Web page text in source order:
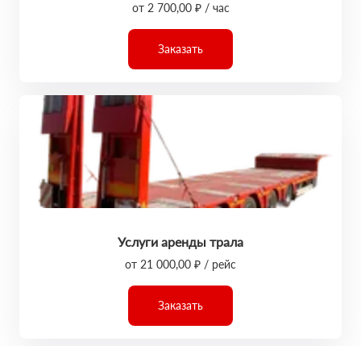
от 2 700,00 ₽ / час
Заказать
Услуги аренды трала
от 21 000,00 ₽ / рейс
Заказать